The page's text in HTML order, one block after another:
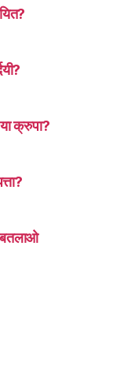
क्रुपा?
बतलाओ